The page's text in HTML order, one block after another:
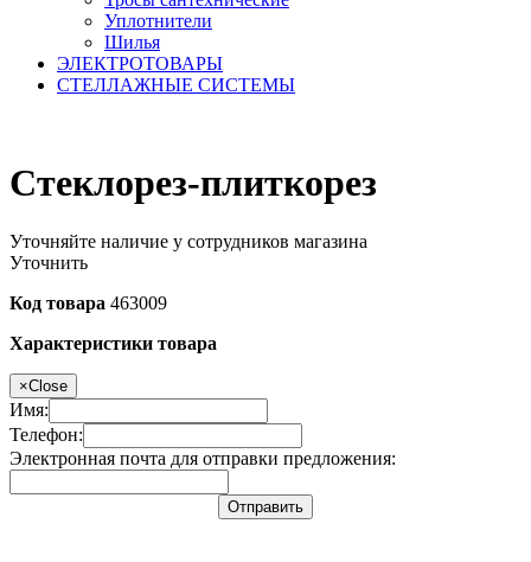
Уплотнители
Шилья
ЭЛЕКТРОТОВАРЫ
СТЕЛЛАЖНЫЕ СИСТЕМЫ
Стеклорез-плиткорез
Уточняйте наличие у сотрудников магазина
Уточнить
Код товара 463009
Характеристики товара
×Close
Имя:
Телефон:
Электронная почта для отправки предложения:
Отправить